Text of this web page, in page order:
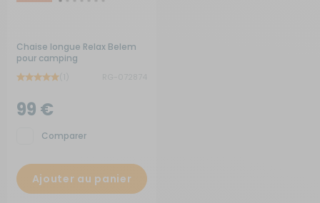
Chaise longue Relax Belem
pour camping
99 €
Comparer
Ajouter au panier